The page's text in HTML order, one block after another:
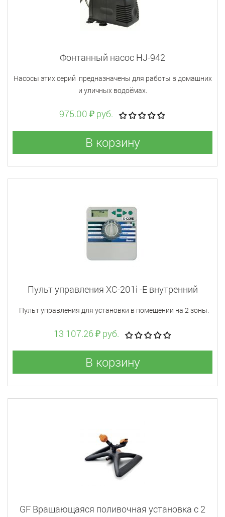
Фонтанный насос HJ-942
Насосы этих серий предназначены для работы в домашних
и уличных водоёмах.
975.00 ₽ руб.
В корзину
Пульт управления XC-201i -E внутренний
Пульт управления для установки в помещении на 2 зоны.
13 107.26 ₽ руб.
В корзину
GF Вращающаяся поливочная установка с 2